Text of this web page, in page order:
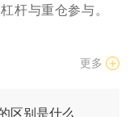
杆与重仓参与。
更多
区别是什么